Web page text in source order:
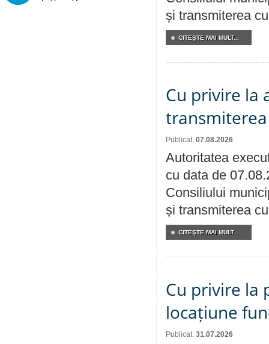
și transmiterea
CITEŞTE MAI MULT...
Cu privire la
Publicat: 07.08.2026
Autoritatea
cu data de
Consiliului
și transmiterea
CITEŞTE MAI MULT...
Cu privire la
locațiune
Publicat: 31.07.2026